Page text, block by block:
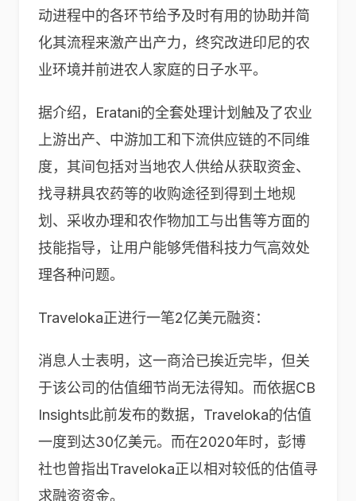
动进程中的各环节给予及时有用的协助并简
化其流程来激产出产力，终究改进印尼的农
业环境并前进农人家庭的日子水平。
据介绍，Eratani的全套处理计划触及了农业
上游出产、中游加工和下流供应链的不同维
度，其间包括对当地农人供给从获取资金、
找寻耕具农药等的收购途径到得到土地规
划、采收办理和农作物加工与出售等方面的
技能指导，让用户能够凭借科技力气高效处
理各种问题。
Traveloka正进行一笔2亿美元融资：
消息人士表明，这一商洽已挨近完毕，但关
于该公司的估值细节尚无法得知。而依据CB
Insights此前发布的数据，Traveloka的估值
一度到达30亿美元。而在2020年时，彭博
社也曾指出Traveloka正以相对较低的估值寻
求融资资金。